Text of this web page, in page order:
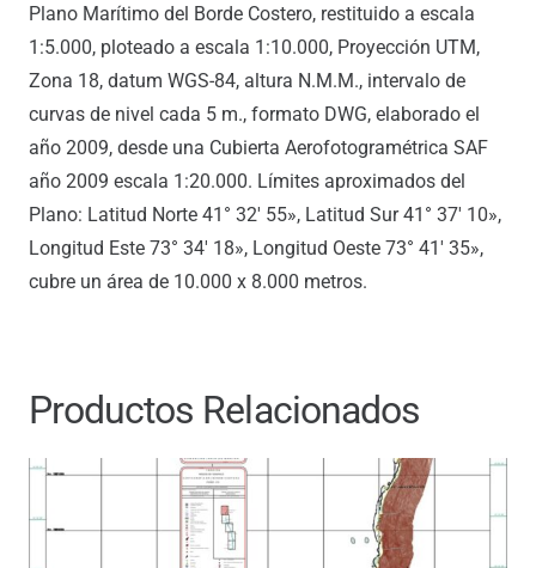
Plano Marítimo del Borde Costero, restituido a escala
1:5.000, ploteado a escala 1:10.000, Proyección UTM,
Zona 18, datum WGS-84, altura N.M.M., intervalo de
curvas de nivel cada 5 m., formato DWG, elaborado el
año 2009, desde una Cubierta Aerofotogramétrica SAF
año 2009 escala 1:20.000. Límites aproximados del
Plano: Latitud Norte 41° 32′ 55», Latitud Sur 41° 37′ 10»,
Longitud Este 73° 34′ 18», Longitud Oeste 73° 41′ 35»,
cubre un área de 10.000 x 8.000 metros.
Productos Relacionados